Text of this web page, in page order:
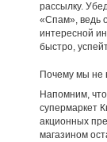
рассылку.
«Спам», ведь
интересной
быстро,
Почему мы не
Напомним,
супермаркет
акционных
магазином